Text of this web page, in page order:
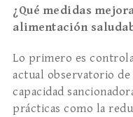
¿Qué medidas
alimentación
Lo primero es
actual observatorio
capacidad
prácticas como la